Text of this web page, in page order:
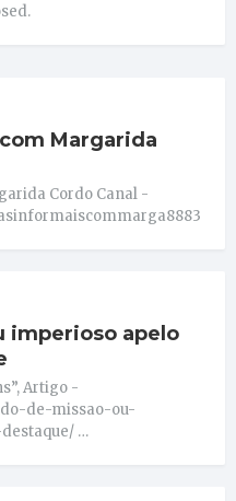
Margarida
Cordo Canal -
imperioso apelo
Artigo -
de-missao-ou-
…